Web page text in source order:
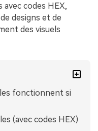
avec codes HEX,
designs et de
des visuels
fonctionnent si
(avec codes HEX)